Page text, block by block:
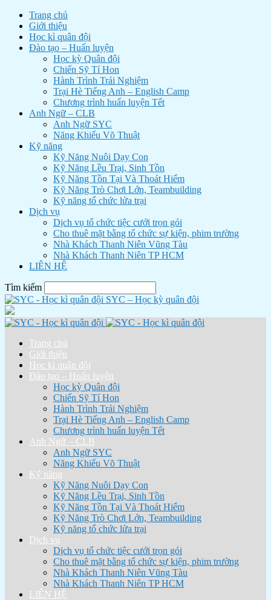
Trang chủ
Giới thiệu
Học kì quân đội
Đào tạo – Huấn luyện
Học kỳ Quân đội
Chiến Sỹ Tí Hon
Hành Trình Trải Nghiệm
Trại Hè Tiếng Anh – English Camp
Chương trình huấn luyện Tết
Anh Ngữ – CLB
Anh Ngữ SYC
Năng Khiếu Võ Thuật
Kỹ năng
Kỹ Năng Nuôi Dạy Con
Kỹ Năng Lều Trại, Sinh Tồn
Kỹ Năng Tồn Tại Và Thoát Hiểm
Kỹ Năng Trò Chơi Lớn, Teambuilding
Kỹ năng tổ chức lửa trại
Dịch vụ
Dịch vụ tổ chức tiệc cưới trọn gói
Cho thuê mặt bằng tổ chức sự kiện, phim trường
Nhà Khách Thanh Niên Vũng Tàu
Nhà Khách Thanh Niên TP HCM
LIÊN HỆ
Tìm kiếm
SYC – Học kỳ quân đội
Trang chủ
Giới thiệu
Học kì quân đội
Đào tạo – Huấn luyện
Học kỳ Quân đội
Chiến Sỹ Tí Hon
Hành Trình Trải Nghiệm
Trại Hè Tiếng Anh – English Camp
Chương trình huấn luyện Tết
Anh Ngữ – CLB
Anh Ngữ SYC
Năng Khiếu Võ Thuật
Kỹ năng
Kỹ Năng Nuôi Dạy Con
Kỹ Năng Lều Trại, Sinh Tồn
Kỹ Năng Tồn Tại Và Thoát Hiểm
Kỹ Năng Trò Chơi Lớn, Teambuilding
Kỹ năng tổ chức lửa trại
Dịch vụ
Dịch vụ tổ chức tiệc cưới trọn gói
Cho thuê mặt bằng tổ chức sự kiện, phim trường
Nhà Khách Thanh Niên Vũng Tàu
Nhà Khách Thanh Niên TP HCM
LIÊN HỆ